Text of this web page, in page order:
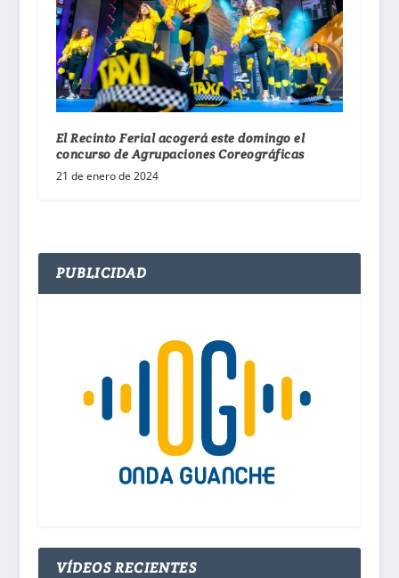
El Recinto Ferial acogerá este domingo el
concurso de Agrupaciones Coreográficas
21 de enero de 2024
PUBLICIDAD
VÍDEOS RECIENTES